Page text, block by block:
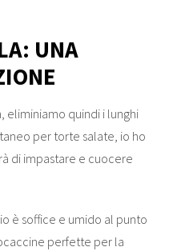
UNA
eliminiamo quindi i lunghi
per torte salate, io ho
di impastare e cuocere
è soffice e umido al punto
perfette per la